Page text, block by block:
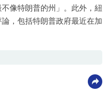
像特朗普的州」。此外，紐
，包括特朗普政府最近在加